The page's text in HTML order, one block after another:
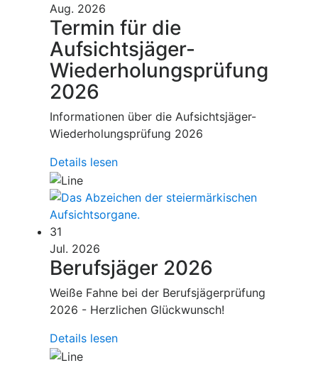
Aug. 2026
Termin für die
Aufsichtsjäger-
Wiederholungsprüfung
2026
Informationen über die Aufsichtsjäger-
Wiederholungsprüfung 2026
Details lesen
31
Jul. 2026
Berufsjäger 2026
Weiße Fahne bei der Berufsjägerprüfung
2026 - Herzlichen Glückwunsch!
Details lesen